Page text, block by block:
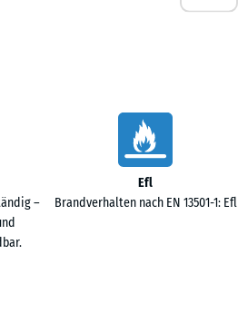
–
Efl
Brandverhalten nach EN 13501-1: Efl